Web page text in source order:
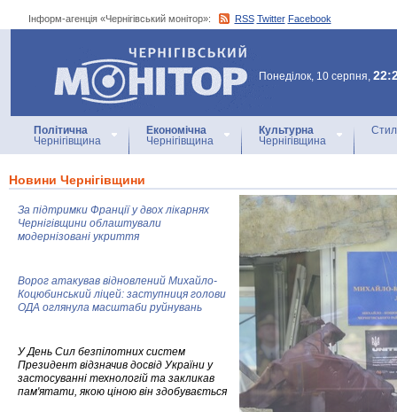
Інформ-агенція «Чернігівський монітор»: RSS Twitter Facebook
Інформ-агенція
«Чернігівський монітор»
Понеділок, 10 серпня,
Політична
Чернігівщина
Економічна
Чернігівщина
Культурна
Чернігівщина
Новини Чернігівщини
За підтримки Франції у двох лікарнях
Чернігівщини облаштували
модернізовані укриття
Ворог атакував відновлений Михайло-
Коцюбинський ліцей: заступниця голови
ОДА оглянула масштаби руйнувань
У День Сил безпілотних систем
Президент відзначив досвід України у
застосуванні технологій та закликав
пам'ятати, якою ціною він здобувається